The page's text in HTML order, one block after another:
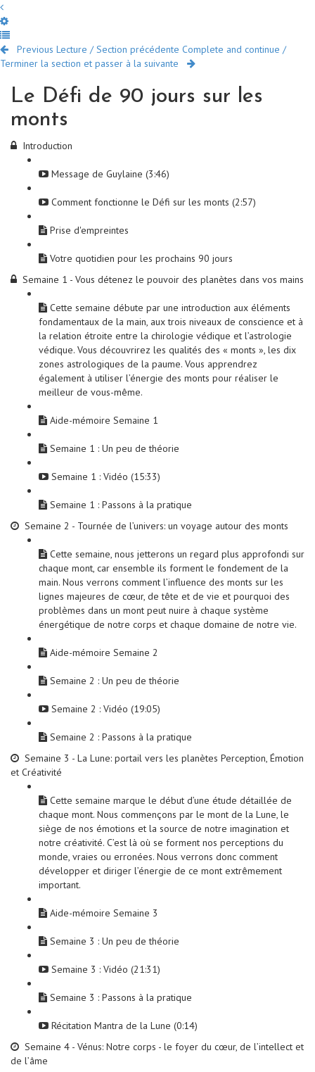
Previous Lecture / Section précédente Complete and continue /
Terminer la section et passer à la suivante
Le Défi de 90 jours sur les
monts
Introduction
Message de Guylaine (3:46)
Comment fonctionne le Défi sur les monts (2:57)
Prise d'empreintes
Votre quotidien pour les prochains 90 jours
Semaine 1 - Vous détenez le pouvoir des planètes dans vos mains
Cette semaine débute par une introduction aux éléments
fondamentaux de la main, aux trois niveaux de conscience et à
la relation étroite entre la chirologie védique et l’astrologie
védique. Vous découvrirez les qualités des « monts », les dix
zones astrologiques de la paume. Vous apprendrez
également à utiliser l’énergie des monts pour réaliser le
meilleur de vous-même.
Aide-mémoire Semaine 1
Semaine 1 : Un peu de théorie
Semaine 1 : Vidéo (15:33)
Semaine 1 : Passons à la pratique
Semaine 2 - Tournée de l’univers: un voyage autour des monts
Cette semaine, nous jetterons un regard plus approfondi sur
chaque mont, car ensemble ils forment le fondement de la
main. Nous verrons comment l’influence des monts sur les
lignes majeures de cœur, de tête et de vie et pourquoi des
problèmes dans un mont peut nuire à chaque système
énergétique de notre corps et chaque domaine de notre vie.
Aide-mémoire Semaine 2
Semaine 2 : Un peu de théorie
Semaine 2 : Vidéo (19:05)
Semaine 2 : Passons à la pratique
Semaine 3 - La Lune: portail vers les planètes Perception, Émotion
et Créativité
Cette semaine marque le début d’une étude détaillée de
chaque mont. Nous commençons par le mont de la Lune, le
siège de nos émotions et la source de notre imagination et
notre créativité. C’est là où se forment nos perceptions du
monde, vraies ou erronées. Nous verrons donc comment
développer et diriger l’énergie de ce mont extrêmement
important.
Aide-mémoire Semaine 3
Semaine 3 : Un peu de théorie
Semaine 3 : Vidéo (21:31)
Semaine 3 : Passons à la pratique
Récitation Mantra de la Lune (0:14)
Semaine 4 - Vénus: Notre corps - le foyer du cœur, de l’intellect et
de l’âme